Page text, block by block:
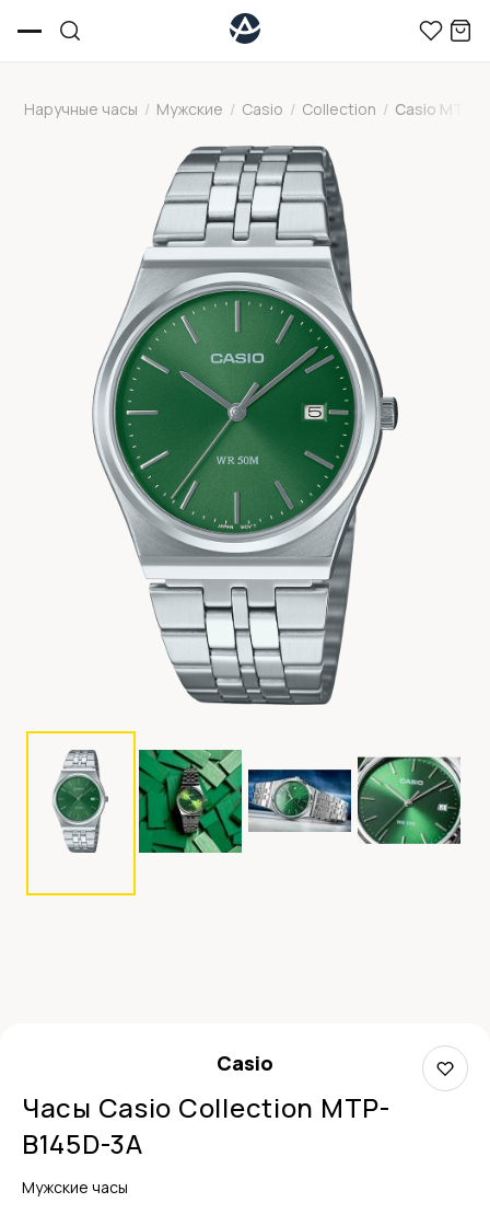
Наручные часы / Мужские / Casio / Collection / Casio MTP-
Casio
Часы Casio Collection MTP-
B145D-3A
Мужские часы